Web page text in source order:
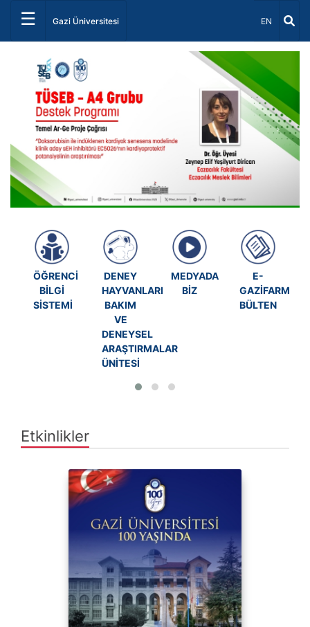
☰ Gazi Üniversitesi Dil Seçiniz
EN
Önceki
ÖĞRENCİ
BİLGİ
SİSTEMİ
DENEY
HAYVANLARI
BAKIM
VE
DENEYSEL
ARAŞTIRMALAR
ÜNİTESİ
MEDYADA
BİZ
E-
GAZİFARMA
BÜLTEN
Etkinlikler